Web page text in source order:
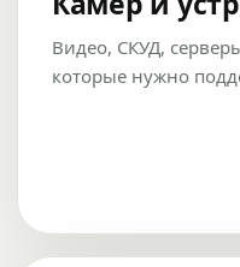
Видео, СКУД,
которые нужно